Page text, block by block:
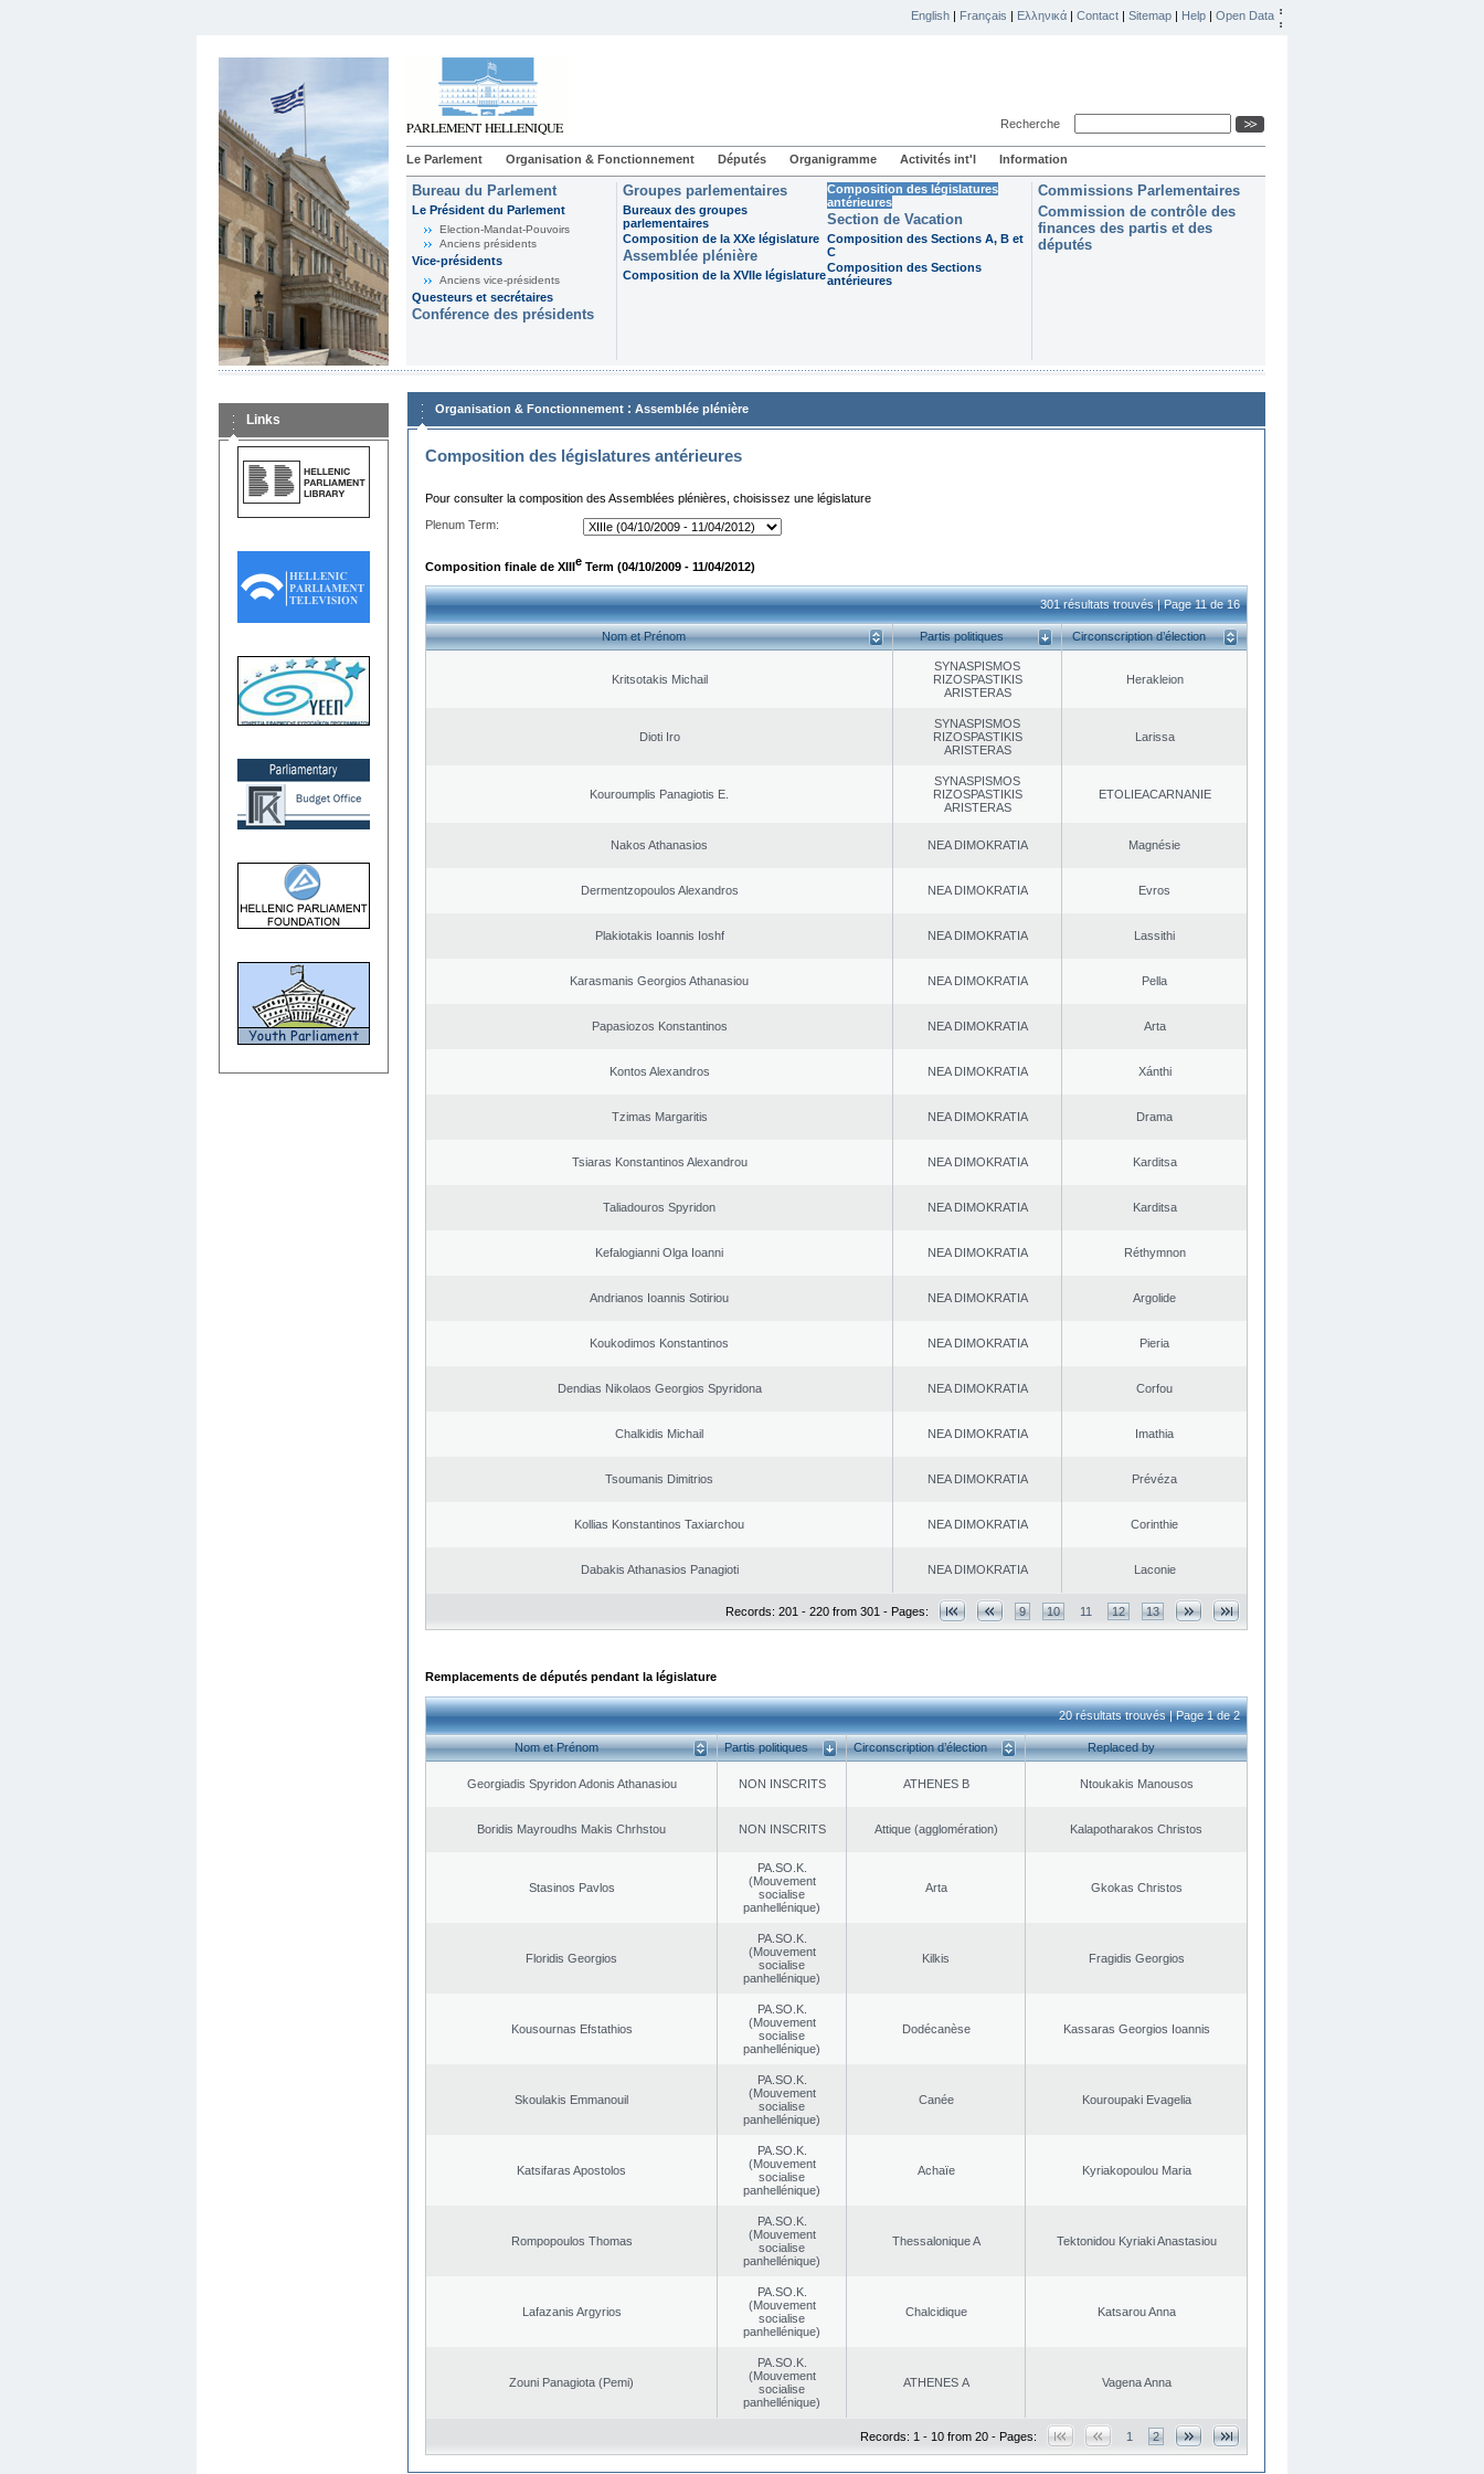
English | Français | Ελληνικά | Contact | Sitemap | Help | Open Data
Recherche
Le Parlement Organisation & Fonctionnement Députés Organigramme Activités int'l Information
Bureau du Parlement
Le Président du Parlement
Election-Mandat-Pouvoirs
Anciens présidents
Vice-présidents
Anciens vice-présidents
Questeurs et secrétaires
Conférence des présidents
Groupes parlementaires
Bureaux des groupes
parlementaires
Composition de la XXe législature
Assemblée plénière
Composition de la XVIIe législature
Composition des législatures
antérieures
Section de Vacation
Composition des Sections A, B et
C
Composition des Sections
antérieures
Commissions Parlementaires
Commission de contrôle des
finances des partis et des
députés
Links
Organisation & Fonctionnement : Assemblée plénière
Composition des législatures antérieures
Pour consulter la composition des Assemblées plénières, choisissez une législature
Plenum Term:
Composition finale de XIIIe Term (04/10/2009 - 11/04/2012)
301 résultats trouvés | Page 11 de 16
Nom et Prénom Partis politiques Circonscription d’élection
Kritsotakis Michail
SYNASPISMOS
RIZOSPASTIKIS
ARISTERAS
Herakleion
Dioti Iro
SYNASPISMOS
RIZOSPASTIKIS
ARISTERAS
Larissa
Kouroumplis Panagiotis E.
SYNASPISMOS
RIZOSPASTIKIS
ARISTERAS
EΤOLIEACARNANIE
Nakos Athanasios NEA DΙMOKRATIA Magnésie
Dermentzopoulos Alexandros NEA DΙMOKRATIA Evros
Plakiotakis Ioannis Ioshf NEA DΙMOKRATIA Lassithi
Karasmanis Georgios Athanasiou NEA DΙMOKRATIA Pella
Papasiozos Konstantinos NEA DΙMOKRATIA Arta
Kontos Alexandros NEA DΙMOKRATIA Xánthi
Tzimas Margaritis NEA DΙMOKRATIA Drama
Tsiaras Konstantinos Alexandrou NEA DΙMOKRATIA Karditsa
Taliadouros Spyridon NEA DΙMOKRATIA Karditsa
Kefalogianni Olga Ioanni NEA DΙMOKRATIA Réthymnon
Andrianos Ioannis Sotiriou NEA DΙMOKRATIA Argolide
Koukodimos Konstantinos NEA DΙMOKRATIA Pieria
Dendias Nikolaos Georgios Spyridona NEA DΙMOKRATIA Corfou
Chalkidis Michail NEA DΙMOKRATIA Imathia
Tsoumanis Dimitrios NEA DΙMOKRATIA Prévéza
Kollias Konstantinos Taxiarchou NEA DΙMOKRATIA Corinthie
Dabakis Athanasios Panagioti NEA DΙMOKRATIA Laconie
Records: 201 - 220 from 301 - Pages: 9 10 11 12 13
Remplacements de députés pendant la législature
20 résultats trouvés | Page 1 de 2
Nom et Prénom Partis politiques Circonscription d’élection Replaced by
Georgiadis Spyridon Adonis Athanasiou NON INSCRITS ATHENES Β Ntoukakis Manousos
Boridis Mayroudhs Makis Chrhstou NON INSCRITS Αttique (agglomération) Kalapotharakos Christos
Stasinos Pavlos
PA.SO.K.
(Mouvement
socialise
panhellénique)
Arta Gkokas Christos
Floridis Georgios
PA.SO.K.
(Mouvement
socialise
panhellénique)
Kilkis Fragidis Georgios
Kousournas Efstathios
PA.SO.K.
(Mouvement
socialise
panhellénique)
Dodécanèse Kassaras Georgios Ioannis
Skoulakis Emmanouil
PA.SO.K.
(Mouvement
socialise
panhellénique)
Canée Kouroupaki Evagelia
Katsifaras Apostolos
PA.SO.K.
(Mouvement
socialise
panhellénique)
Achaïe Kyriakopoulou Maria
Rompopoulos Thomas
PA.SO.K.
(Mouvement
socialise
panhellénique)
Thessalonique A Tektonidou Kyriaki Anastasiou
Lafazanis Argyrios
PA.SO.K.
(Mouvement
socialise
panhellénique)
Chalcidique Katsarou Anna
Zouni Panagiota (Pemi)
PA.SO.K.
(Mouvement
socialise
panhellénique)
ATHENES Α Vagena Anna
Records: 1 - 10 from 20 - Pages: 1 2